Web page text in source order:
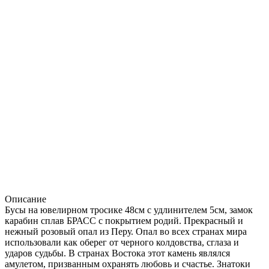
Описание
Бусы на ювелирном тросике 48см с удлинителем 5см, замок
карабин сплав БРАСС с покрытием родий. Прекрасный и
нежный розовый опал из Перу. Опал во всех странах мира
использовали как оберег от черного колдовства, сглаза и
ударов судьбы. В странах Востока этот камень являлся
амулетом, призванным охранять любовь и счастье. Знатоки